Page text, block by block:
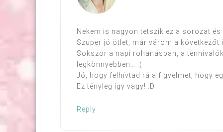
Nekem is nagyon tetszik ez a sorozat
Szuper jó ötlet, már várom a
Sokszor a napi rohanásban, a
legkönnyebben… :(
Jó, hogy felhívtad rá a figyelmet, hogy
Ez tényleg így vagy! :D
Reply